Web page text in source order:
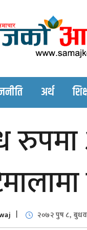
अर्थ
२०७२ पुष ८,